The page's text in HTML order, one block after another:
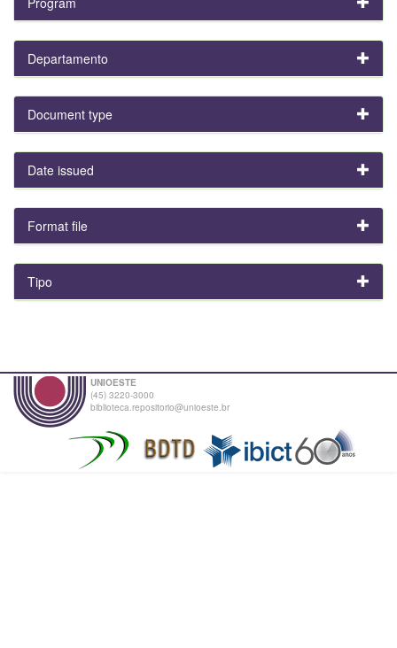
Departamento
Document type
Date issued
Format file
Tipo
UNIOESTE
(45) 3220-3000
biblioteca.repositorio@unioeste.br